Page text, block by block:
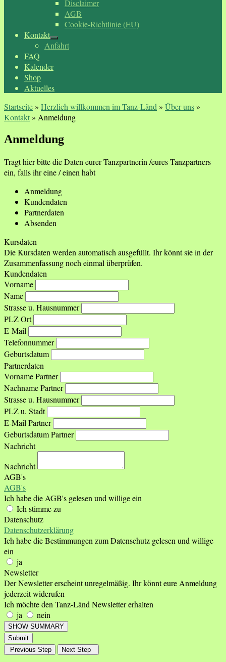
Disclaimer
AGB
Cookie-Richtlinie (EU)
Kontakt
Anfahrt
FAQ
Kalender
Shop
Aktuelles
Startseite» Herzlich willkommen im Tanz-Länd » Über uns»
Kontakt» Anmeldung
Anmeldung
Tragt hier bitte die Daten eurer Tanzpartnerin /eures Tanzpartners
ein, falls ihr eine / einen habt
Anmeldung
Kundendaten
Partnerdaten
Absenden
Kursdaten
Die Kursdaten werden automatisch ausgefüllt. Ihr könnt sie in der
Zusammenfassung noch einmal überprüfen.
Kundendaten
Vorname
Name
Strasse u. Hausnummer
PLZ Ort
E-Mail
Telefonnummer
Geburtsdatum
Partnerdaten
Vorname Partner
Nachname Partner
Strasse u. Hausnummer
PLZ u. Stadt
E-Mail Partner
Geburtsdatum Partner
Nachricht
Nachricht
AGB's
AGB's
Ich habe die AGB's gelesen und willige ein
Ich stimme zu
Datenschutz
Datenschutzerklärung
Ich habe die Bestimmungen zum Datenschutz gelesen und willige
ein
ja
Newsletter
Der Newsletter erscheint unregelmäßig. Ihr könnt eure Anmeldung
jederzeit widerufen
Ich möchte den Tanz-Länd Newsletter erhalten
ja
nein
SHOW SUMMARY
Submit
Previous Step
Next Step